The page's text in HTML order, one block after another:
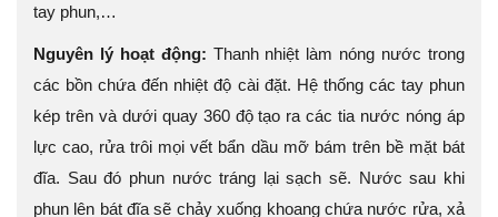
tay phun,…
Nguyên lý hoạt động: Thanh nhiệt làm nóng nước trong
các bồn chứa đến nhiệt độ cài đặt. Hệ thống các tay phun
kép trên và dưới quay 360 độ tạo ra các tia nước nóng áp
lực cao, rửa trôi mọi vết bẩn dầu mỡ bám trên bề mặt bát
đĩa. Sau đó phun nước tráng lại sạch sẽ. Nước sau khi
phun lên bát đĩa sẽ chảy xuống khoang chứa nước rửa, xả